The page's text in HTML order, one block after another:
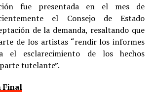
fue presentada en el mes de
el Consejo de Estado
de la demanda, resaltando que
de los artistas “rendir los informes
el esclarecimiento de los hechos
tutelante”.
Final